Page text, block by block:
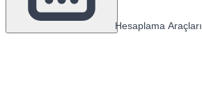
Hesaplama Araçları